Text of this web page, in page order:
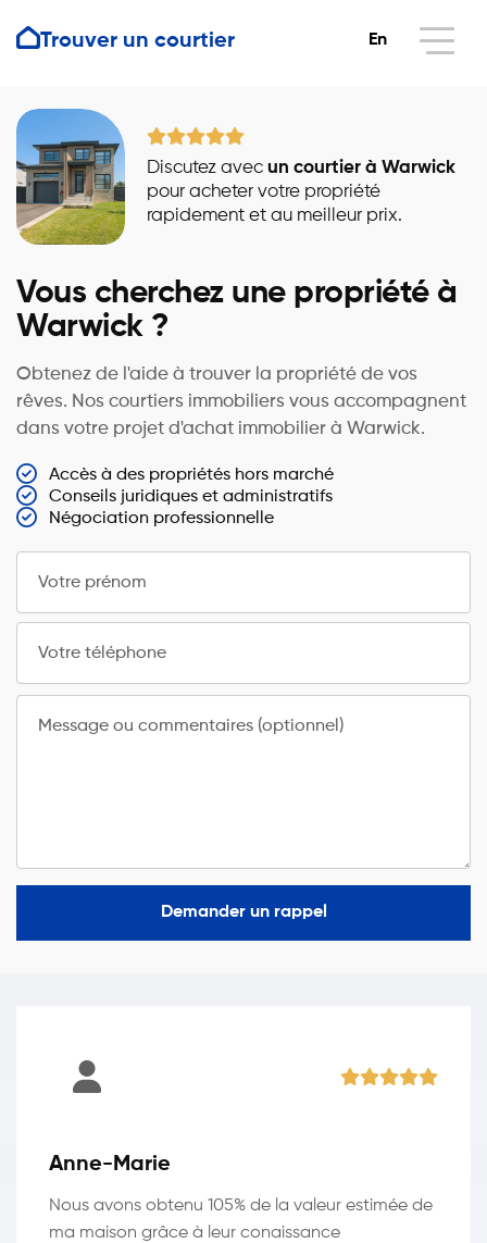
Trouver un courtier En
Discutez avec un courtier à Warwick
pour acheter votre propriété
rapidement et au meilleur prix.
Vous cherchez une propriété à
Warwick ?
Obtenez de l'aide à trouver la propriété de vos
rêves. Nos courtiers immobiliers vous accompagnent
dans votre projet d'achat immobilier à Warwick.
Accès à des propriétés hors marché
Conseils juridiques et administratifs
Négociation professionnelle
Votre prénom
Votre téléphone
Message ou commentaires (optionnel)
Demander un rappel
Anne-Marie
Nous avons obtenu 105% de la valeur estimée de
ma maison grâce à leur conaissance